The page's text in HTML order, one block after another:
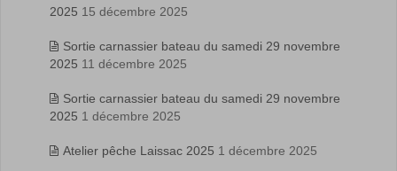
2025 15 décembre 2025
Sortie carnassier bateau du samedi 29 novembre
2025 11 décembre 2025
Sortie carnassier bateau du samedi 29 novembre
2025 1 décembre 2025
Atelier pêche Laissac 2025 1 décembre 2025